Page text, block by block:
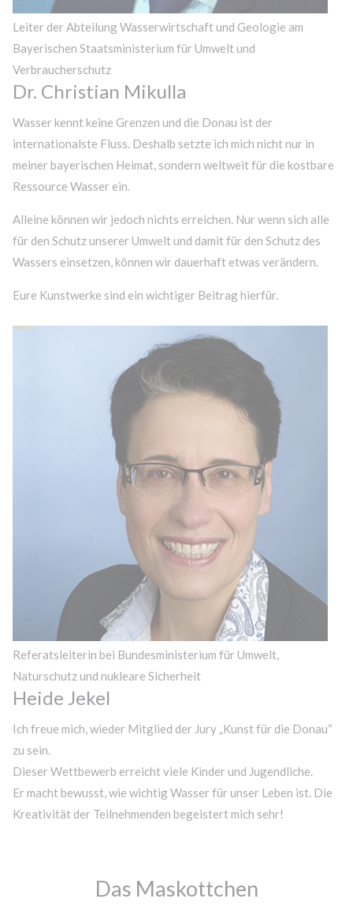
Leiter der Abteilung Wasserwirtschaft und Geologie am
Bayerischen Staatsministerium für Umwelt und
Verbraucherschutz
Dr. Christian Mikulla
Wasser kennt keine Grenzen und die Donau ist der
internationalste Fluss. Deshalb setzte ich mich nicht nur in
meiner bayerischen Heimat, sondern weltweit für die kostbare
Ressource Wasser ein.
Alleine können wir jedoch nichts erreichen. Nur wenn sich alle
für den Schutz unserer Umwelt und damit für den Schutz des
Wassers einsetzen, können wir dauerhaft etwas verändern.
Eure Kunstwerke sind ein wichtiger Beitrag hierfür.
Referatsleiterin bei Bundesministerium für Umwelt,
Naturschutz und nukleare Sicherheit
Heide Jekel
Ich freue mich, wieder Mitglied der Jury „Kunst für die Donau“
zu sein.
Dieser Wettbewerb erreicht viele Kinder und Jugendliche.
Er macht bewusst, wie wichtig Wasser für unser Leben ist. Die
Kreativität der Teilnehmenden begeistert mich sehr!
Das Maskottchen